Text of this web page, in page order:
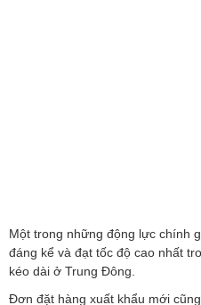
Một trong những động lực chính
đáng kể và đạt tốc độ cao nhất
kéo dài ở Trung Đông.
Đơn đặt hàng xuất khẩu mới